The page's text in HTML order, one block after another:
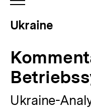
Ukraine-
Analysen
Ukraine
Ukraine-